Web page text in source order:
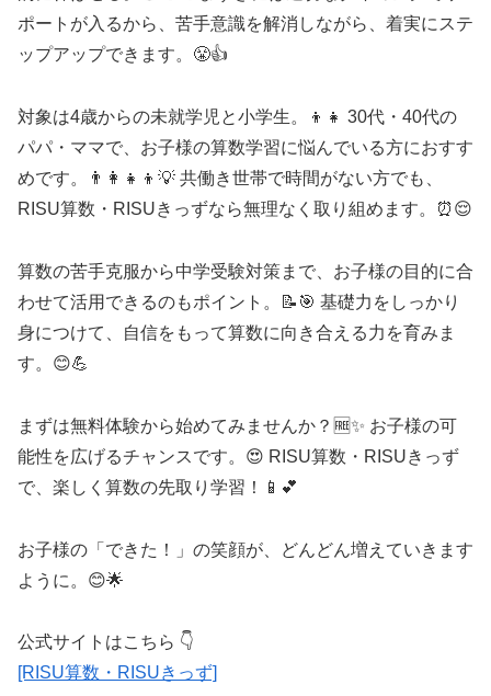
ポートが入るから、苦手意識を解消しながら、着実にステ
ップアップできます。😤👍
対象は4歳からの未就学児と小学生。👦👧 30代・40代の
パパ・ママで、お子様の算数学習に悩んでいる方におすす
めです。👨‍👩‍👧‍👦💡 共働き世帯で時間がない方でも、
RISU算数・RISUきっずなら無理なく取り組めます。⏰😌
算数の苦手克服から中学受験対策まで、お子様の目的に合
わせて活用できるのもポイント。📝🎯 基礎力をしっかり
身につけて、自信をもって算数に向き合える力を育みま
す。😊💪
まずは無料体験から始めてみませんか？🆓✨ お子様の可
能性を広げるチャンスです。😍 RISU算数・RISUきっず
で、楽しく算数の先取り学習！📱💕
お子様の「できた！」の笑顔が、どんどん増えていきます
ように。😊🌟
公式サイトはこちら 👇
[RISU算数・RISUきっず]